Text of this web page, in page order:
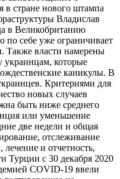
в стране нового штампа
Владислав
в Великобританию
по себе уже ограничивает
Также власти намерены
украинцам, которые
каникулы. В
Критериями для
новых случаев
быть ниже среднего
или уменьшение
две недели и общая
отслеживание
и отчетность,
Турции с 30 декабря 2020
COVID-19 ввели